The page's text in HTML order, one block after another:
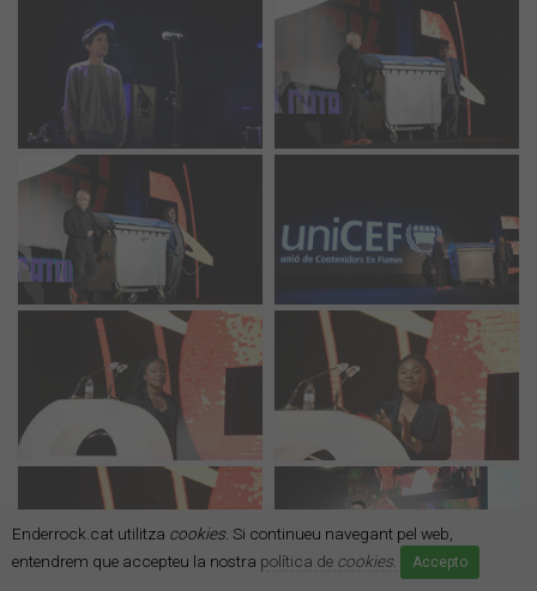
Enderrock.cat utilitza cookies. Si continueu navegant pel web,
entendrem que accepteu la nostra política de cookies. Accepto